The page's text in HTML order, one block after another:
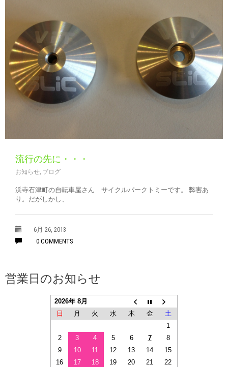
流行の先に・・・
お知らせ, ブログ
浜寺石津町の自転車屋さん サイクルパークトミーです。 弊害あ
り。だがしかし、
6月 26, 2013
0 COMMENTS
営業日のお知らせ
2026年 8月
日
月 火 水 木 金
土
1
2
3 4 5 6 7
8
9
10 11 12 13 14
15
16
17 18 19 20 21
22